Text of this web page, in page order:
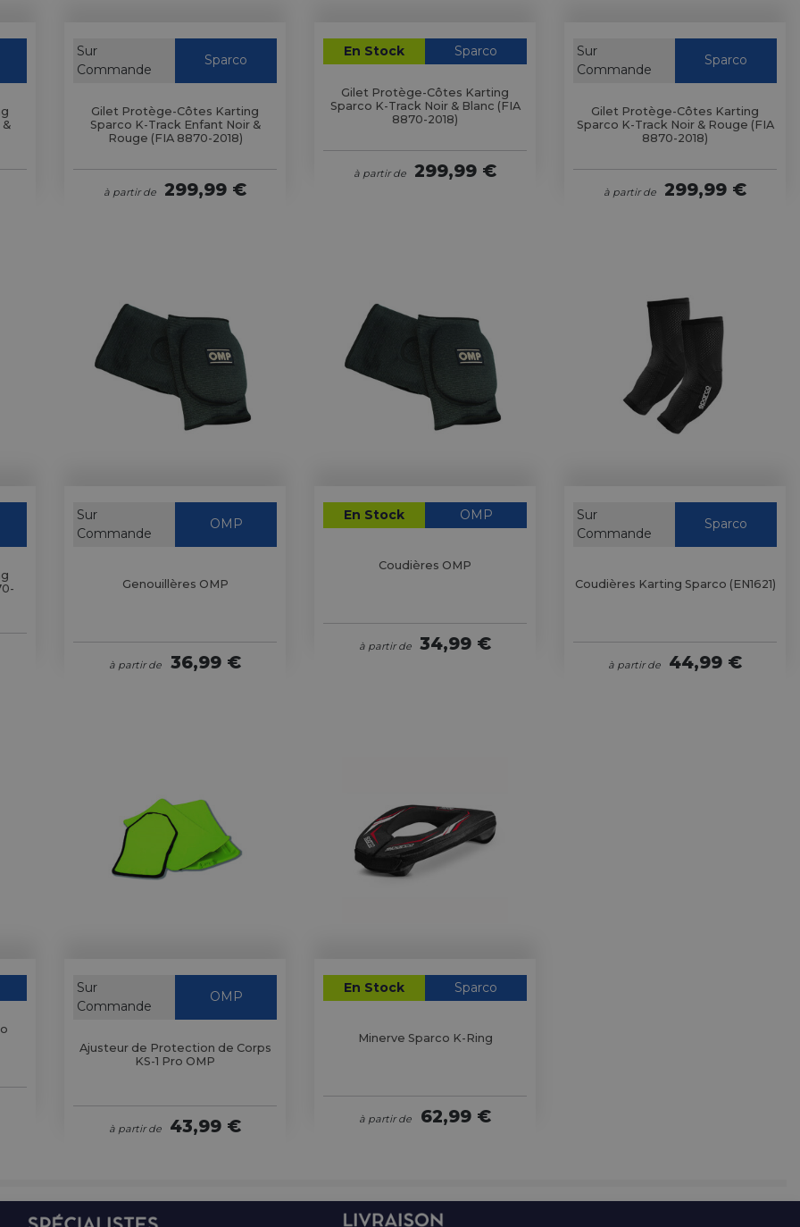
Sur
Commande
Sparco
Gilet Protège-Côtes Karting
Sparco K-Track Enfant Noir &
Rouge (FIA 8870-2018)
à partir de 299,99 €
En Stock Sparco
Gilet Protège-Côtes Karting
Sparco K-Track Noir & Blanc (FIA
8870-2018)
à partir de 299,99 €
Sur
Commande
Sparco
Gilet Protège-Côtes Karting
Sparco K-Track Noir & Rouge (FIA
8870-2018)
à partir de 299,99 €
Sur
Commande
OMP
Genouillères OMP
à partir de 36,99 €
En Stock OMP
Coudières OMP
à partir de 34,99 €
Sur
Commande
Sparco
Coudières Karting Sparco (EN1621)
à partir de 44,99 €
Sur
Commande
OMP
Ajusteur de Protection de Corps
KS-1 Pro OMP
à partir de 43,99 €
En Stock Sparco
Minerve Sparco K-Ring
à partir de 62,99 €